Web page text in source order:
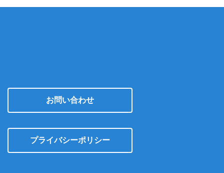
お問い合わせ
プライバシーポリシー